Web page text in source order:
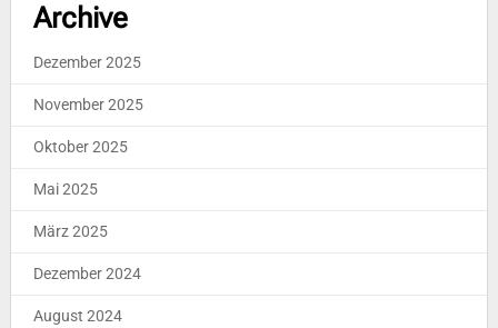
Archive
Dezember 2025
November 2025
Oktober 2025
Mai 2025
März 2025
Dezember 2024
August 2024